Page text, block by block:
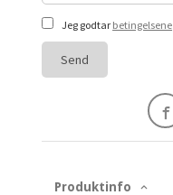
Jeg godtar betingelsene
Send
Produktinfo